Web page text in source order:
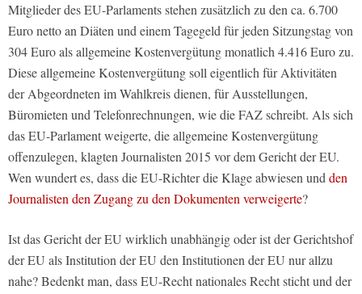
Mitglieder des EU-Parlaments stehen zusätzlich zu den ca. 6.700
Euro netto an Diäten und einem Tagegeld für jeden Sitzungstag von
304 Euro als allgemeine Kostenvergütung monatlich 4.416 Euro zu.
Diese allgemeine Kostenvergütung soll eigentlich für Aktivitäten
der Abgeordneten im Wahlkreis dienen, für Ausstellungen,
Büromieten und Telefonrechnungen, wie die FAZ schreibt. Als sich
das EU-Parlament weigerte, die allgemeine Kostenvergütung
offenzulegen, klagten Journalisten 2015 vor dem Gericht der EU.
Wen wundert es, dass die EU-Richter die Klage abwiesen und den
Journalisten den Zugang zu den Dokumenten verweigerte?
Ist das Gericht der EU wirklich unabhängig oder ist der Gerichtshof
der EU als Institution der EU den Institutionen der EU nur allzu
nahe? Bedenkt man, dass EU-Recht nationales Recht sticht und der